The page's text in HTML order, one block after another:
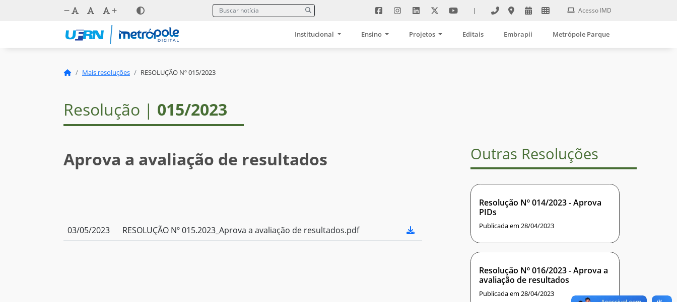
| Acesso IMD
Institucional Ensino Projetos Editais Embrapii Metrópole Parque
Mais resoluções RESOLUÇÃO Nº 015/2023
Resolução | 015/2023
Aprova a avaliação de resultados
03/05/2023 RESOLUÇÃO Nº 015.2023_Aprova a avaliação de resultados.pdf
Outras Resoluções
Resolução Nº 014/2023 - Aprova
PIDs
Publicada em 28/04/2023
Resolução Nº 016/2023 - Aprova a
avaliação de resultados
Publicada em 28/04/2023